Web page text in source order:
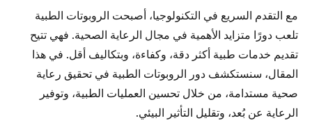
مع التقدم السريع في التكنولوجيا، أصبحت الروبوتات الطبية
تلعب دورًا متزايد الأهمية في مجال الرعاية الصحية. فهي تتيح
تقديم خدمات طبية أكثر دقة، وكفاءة، وبتكاليف أقل. في هذا
المقال، سنستكشف دور الروبوتات الطبية في تحقيق رعاية
صحية مستدامة، من خلال تحسين العمليات الطبية، وتوفير
الرعاية عن بُعد، وتقليل التأثير البيئي.